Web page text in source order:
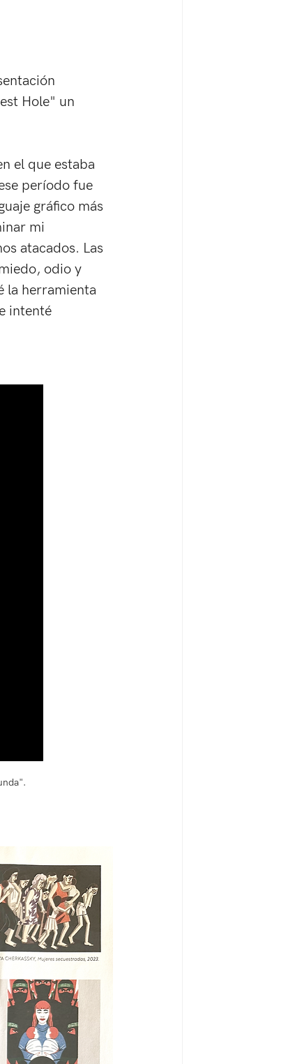
Hole" un
el que estaba
período fue
gráfico más
mi
atacados. Las
odio y
la herramienta
intenté